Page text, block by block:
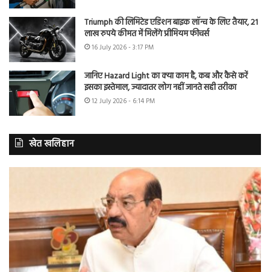
Triumph की लिमिटेड एडिशन बाइक लॉन्च के लिए तैयार, 21
लाख रुपये कीमत में मिलेंगे प्रीमियम फीचर्स
16 July 2026 - 3:17 PM
जानिए Hazard Light का क्या काम है, कब और कैसे करें
इसका इस्तेमाल, ज्यादातर लोग नहीं जानते सही तरीका
12 July 2026 - 6:14 PM
खेत खलिहान